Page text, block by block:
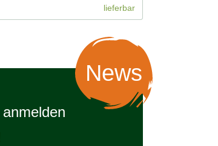
lieferbar
News
anmelden